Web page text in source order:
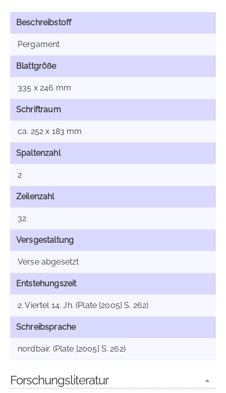
Beschreibstoff
Pergament
Blattgröße
335 x 246 mm
Schriftraum
ca. 252 x 183 mm
Spaltenzahl
2
Zeilenzahl
32
Versgestaltung
Verse abgesetzt
Entstehungszeit
2. Viertel 14. Jh. (Plate [2005] S. 262)
Schreibsprache
nordbair. (Plate [2005] S. 262)
Forschungsliteratur